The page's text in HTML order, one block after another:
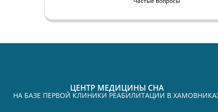
ЦЕНТР МЕДИЦИНЫ СНА
НА БАЗЕ ПЕРВОЙ КЛИНИКИ РЕАБИЛИТАЦИИ В